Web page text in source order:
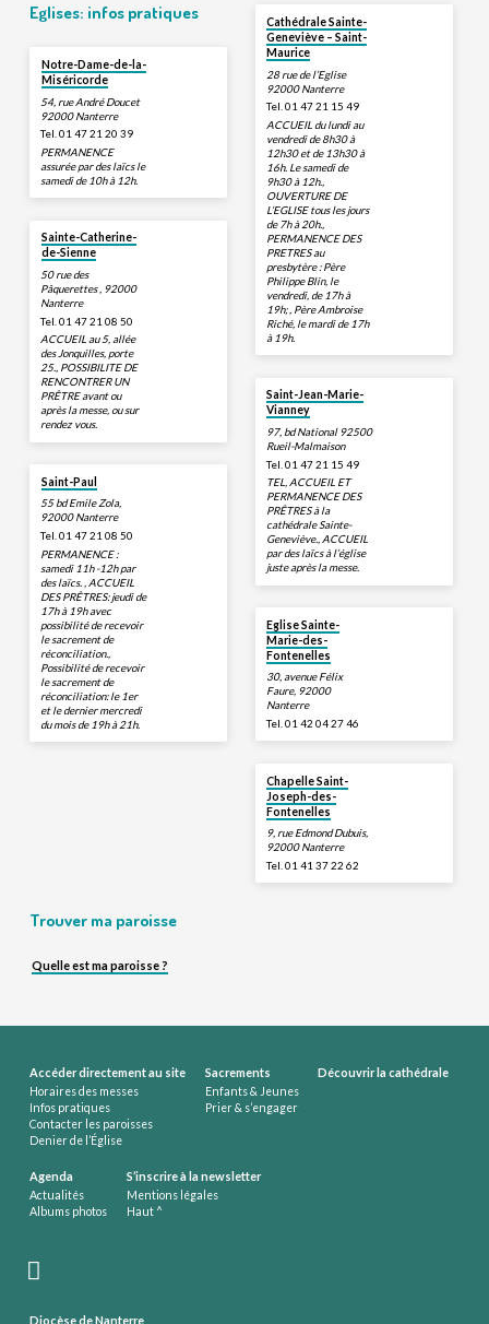
Eglises: infos pratiques
Notre-Dame-de-la-
Miséricorde
54, rue André Doucet
92000 Nanterre
Tel. 01 47 21 20 39
PERMANENCE
assurée par des laïcs le
samedi de 10h à 12h.
Sainte-Catherine-
de-Sienne
50 rue des
Pâquerettes , 92000
Nanterre
Tel. 01 47 21 08 50
ACCUEIL au 5, allée
des Jonquilles, porte
25., POSSIBILITE DE
RENCONTRER UN
PRÊTRE avant ou
après la messe, ou sur
rendez vous.
Saint-Paul
55 bd Emile Zola,
92000 Nanterre
Tel. 01 47 21 08 50
PERMANENCE :
samedi 11h -12h par
des laïcs. , ACCUEIL
DES PRÊTRES: jeudi de
17h à 19h avec
possibilité de recevoir
le sacrement de
réconciliation.,
Possibilité de recevoir
le sacrement de
réconciliation: le 1er
et le dernier mercredi
du mois de 19h à 21h.
Cathédrale Sainte-
Geneviève – Saint-
Maurice
28 rue de l’Eglise
92000 Nanterre
Tel. 01 47 21 15 49
ACCUEIL du lundi au
vendredi de 8h30 à
12h30 et de 13h30 à
16h. Le samedi de
9h30 à 12h.,
OUVERTURE DE
L’EGLISE tous les jours
de 7h à 20h.,
PERMANENCE DES
PRETRES au
presbytère : Père
Philippe Blin, le
vendredi, de 17h à
19h; , Père Ambroise
Riché, le mardi de 17h
à 19h.
Saint-Jean-Marie-
Vianney
97, bd National 92500
Rueil-Malmaison
Tel. 01 47 21 15 49
TEL, ACCUEIL ET
PERMANENCE DES
PRÊTRES à la
cathédrale Sainte-
Geneviève., ACCUEIL
par des laïcs à l’église
juste après la messe.
Eglise Sainte-
Marie-des-
Fontenelles
30, avenue Félix
Faure, 92000
Nanterre
Tel. 01 42 04 27 46
Chapelle Saint-
Joseph-des-
Fontenelles
9, rue Edmond Dubuis,
92000 Nanterre
Tel. 01 41 37 22 62
Trouver ma paroisse
Quelle est ma paroisse ?
Accéder directement au site
Horaires des messes
Infos pratiques
Contacter les paroisses
Denier de l’Église
Sacrements
Enfants & Jeunes
Prier & s’engager
Découvrir la cathédrale
Agenda
Actualités
Albums photos
S’inscrire à la newsletter
Mentions légales
Haut ^
Diocèse de Nanterre